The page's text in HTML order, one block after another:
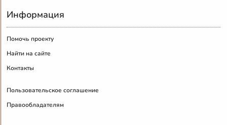
Информация
Помочь проекту
Найти на сайте
Контакты
Пользовательское соглашение
Правообладателям